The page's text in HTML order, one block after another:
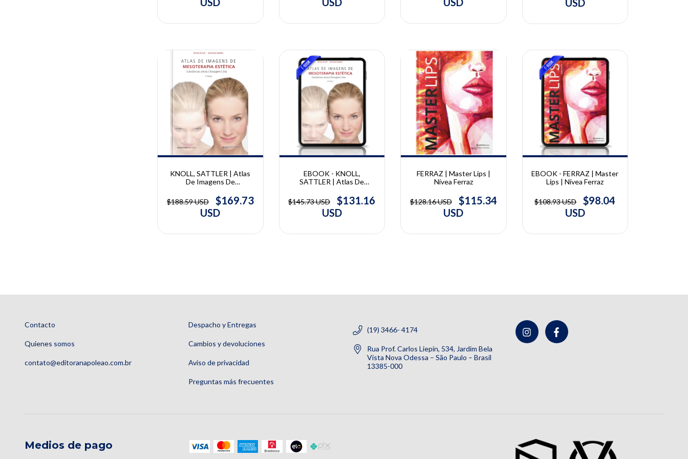
KNOLL, SATTLER | Atlas
De Imagens De
Britta Knoll e Gerhard
Sattler
$188.59 USD
$169.73
USD
EBOOK - KNOLL,
SATTLER | Atlas De
Estética | Britta Knoll e
Gerhard Sattler
$145.73 USD
$131.16
USD
FERRAZ | Master Lips |
Nívea Ferraz
$128.16 USD
$115.34
USD
EBOOK - FERRAZ | Master
Lips | Nívea Ferraz
$108.93 USD
$98.04
USD
Contacto
Quienes somos
contato@editoranapoleao.com.br
Despacho y Entregas
Cambios y devoluciones
Aviso de privacidad
Preguntas más frecuentes
(19) 3466- 4174
Rua Prof. Carlos Liepin, 534, Jardim Bela
Vista Nova Odessa – São Paulo – Brasil
13385-000
Medios de pago